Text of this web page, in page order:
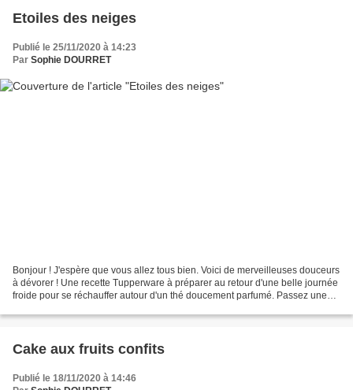
Etoiles des neiges
Publié le 25/11/2020 à 14:23
Par Sophie DOURRET
Bonjour ! J'espère que vous allez tous bien. Voici de merveilleuses douceurs
à dévorer ! Une recette Tupperware à préparer au retour d'une belle journée
froide pour se réchauffer autour d'un thé doucement parfumé. Passez une
Cake aux fruits confits
Publié le 18/11/2020 à 14:46